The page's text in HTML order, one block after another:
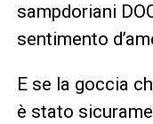
sampdoriani
sentimento
E se la goccia
è stato